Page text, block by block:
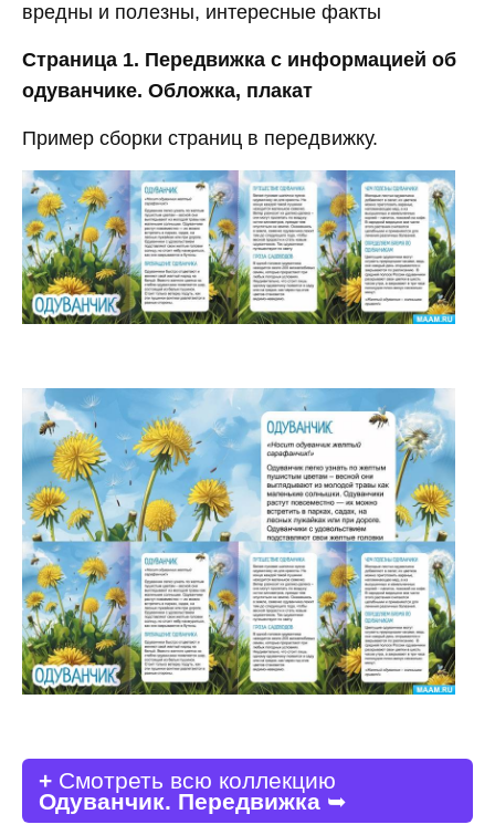
вредны и полезны, интересные факты
Страница 1. Передвижка с информацией об
одуванчике. Обложка, плакат
Пример сборки страниц в передвижку.
+ Смотреть всю коллекцию
Одуванчик. Передвижка ➥